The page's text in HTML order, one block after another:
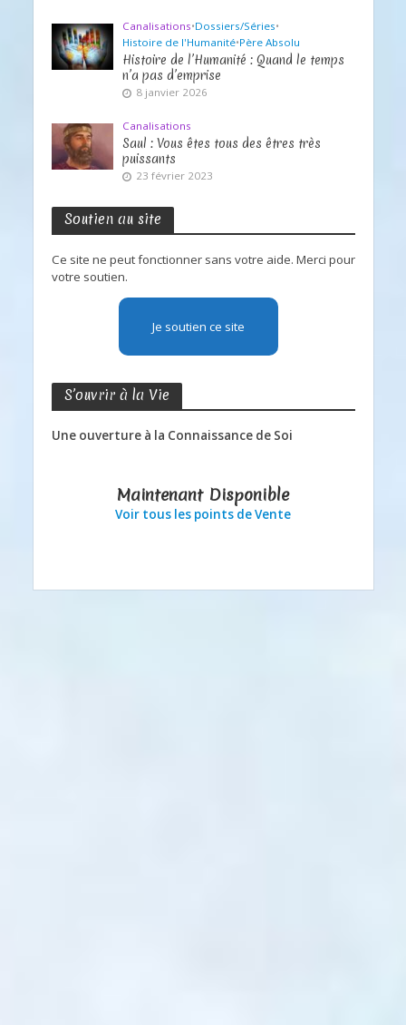
Canalisations•Dossiers/Séries•
Histoire de l'Humanité•Père Absolu
Histoire de l’Humanité : Quand le temps
n’a pas d’emprise
8 janvier 2026
Canalisations
Saul : Vous êtes tous des êtres très
puissants
23 février 2023
Soutien au site
Ce site ne peut fonctionner sans votre aide. Merci pour
votre soutien.
Je soutien ce site
S’ouvrir à la Vie
Une ouverture à la Connaissance de Soi
Maintenant Disponible
Voir tous les points de Vente